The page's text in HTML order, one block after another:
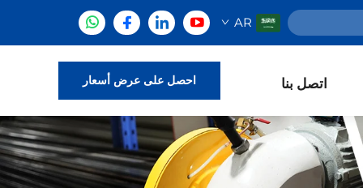
AR
اتصل بنا احصل على عرض أسعار